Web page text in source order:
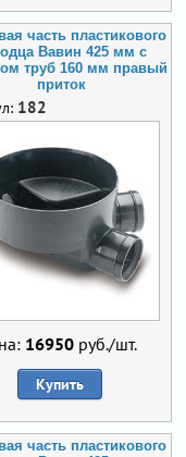
часть пластикового
Вавин 425 мм с
труб 160 мм правый
приток
182
16950 руб./шт.
Купить
часть пластикового